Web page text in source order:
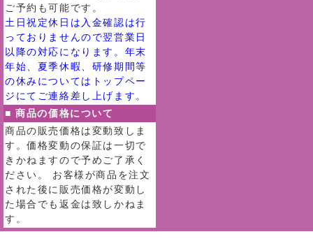
ご予約も可能です。
土日祝定休日は入金確認は行
っておりませんので翌営業日
以降の対応になります。年末
年始、夏季休暇、研修期間等
の休みについてはトップペー
ジにてご連絡差し上げます。
■ 商品の価格について
商品の販売価格は変動致しま
す。価格変動の保証は一切で
きかねますので予めご了承く
ださい。 お客様が商品を注文
された後に販売価格が変動し
た場合でも返金は致しかねま
す。